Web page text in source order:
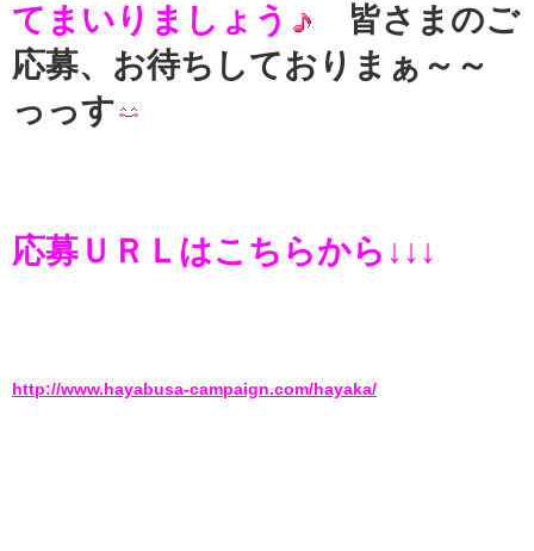
てまいりましょう
皆さまのご
応募、お待ちしておりまぁ～～
っっす
応募ＵＲＬはこちらから↓↓↓
http://www.hayabusa-campaign.com/hayaka/